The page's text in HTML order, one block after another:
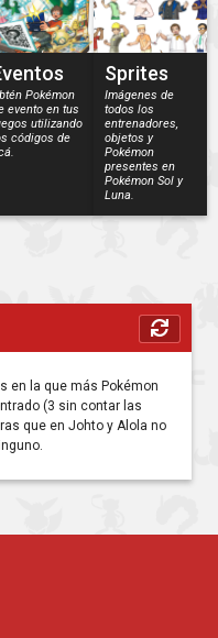
Pokémon
evento en tus
utilizando
códigos de
Sprites
Imágenes de
todos los
entrenadores,
objetos y
Pokémon
presentes en
Pokémon Sol y
Luna.
en la que más Pokémon
(3 sin contar las
que en Johto y Alola no